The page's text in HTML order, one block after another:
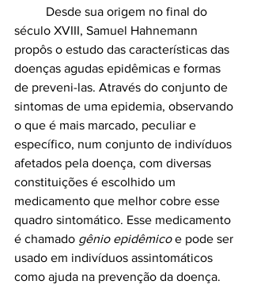
século XVIII, Samuel Hahnemann
propôs o estudo das características das
doenças agudas epidêmicas e formas
de preveni-las. Através do conjunto de
sintomas de uma epidemia, observando
o que é mais marcado, peculiar e
específico, num conjunto de indivíduos
afetados pela doença, com diversas
constituições é escolhido um
medicamento que melhor cobre esse
quadro sintomático. Esse medicamento
é chamado gênio epidêmico e pode ser
usado em indivíduos assintomáticos
como ajuda na prevenção da doença.